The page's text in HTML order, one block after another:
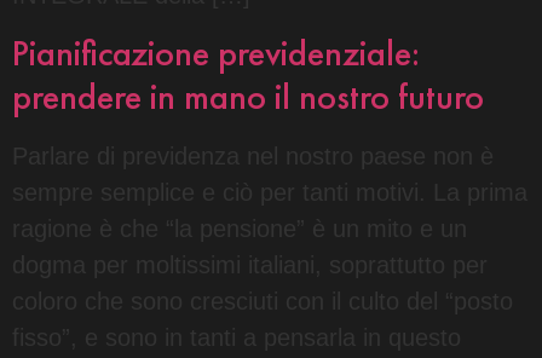
Pianificazione previdenziale:
prendere in mano il nostro futuro
Parlare di previdenza nel nostro paese non è
sempre semplice e ciò per tanti motivi. La prima
ragione è che “la pensione” è un mito e un
dogma per moltissimi italiani, soprattutto per
coloro che sono cresciuti con il culto del “posto
fisso”, e sono in tanti a pensarla in questo